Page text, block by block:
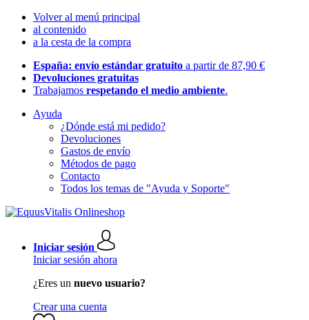
Volver al menú principal
al contenido
a la cesta de la compra
España: envío estándar gratuito a partir de 87,90 €
Devoluciones gratuitas
Trabajamos respetando el medio ambiente.
Ayuda
¿Dónde está mi pedido?
Devoluciones
Gastos de envío
Métodos de pago
Contacto
Todos los temas de "Ayuda y Soporte"
Iniciar sesión
Iniciar sesión ahora
¿Eres un nuevo usuario?
Crear una cuenta